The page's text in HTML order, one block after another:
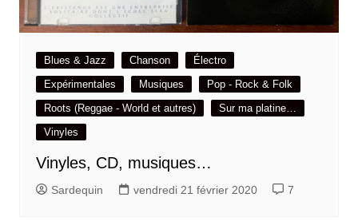
Blues & Jazz Chanson
Électro
Expérimentales
Musiques
Pop - Rock & Folk
Roots (Reggae - World et autres)
Sur ma platine…
Vinyles
Vinyles, CD, musiques…
Sardequin vendredi 21 février 2020 7